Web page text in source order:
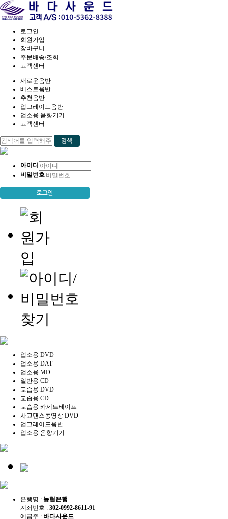
로그인
회원가입
장바구니
주문배송/조회
고객센터
새로운음반
베스트음반
추천음반
업그레이드음반
업소용 음향기기
고객센터
아이디
비밀번호
업소용 DVD
업소용 DAT
업소용 MD
일반용 CD
교습용 DVD
교습용 CD
교습용 카세트테이프
사교댄스동영상 DVD
업그레이드음반
업소용 음향기기
은행명 : 농협은행
계좌번호 : 302-0992-8611-91
예금주 : 바다사운드